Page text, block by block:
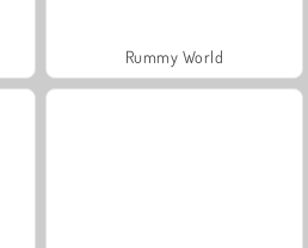
Rummy World